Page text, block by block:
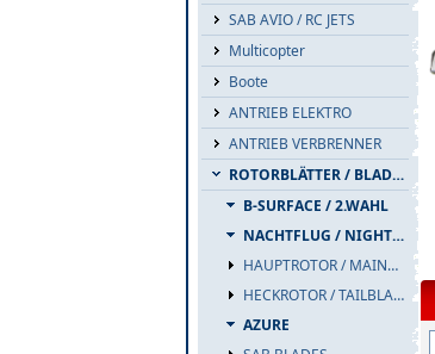
SAB AVIO / RC JETS
Multicopter
Boote
ANTRIEB ELEKTRO
ANTRIEB VERBRENNER
ROTORBLÄTTER / BLADES
B-SURFACE / 2.WAHL
NACHTFLUG / NIGHTFLIGHT
HAUPTROTOR / MAINBLADES
HECKROTOR / TAILBLADES
AZURE